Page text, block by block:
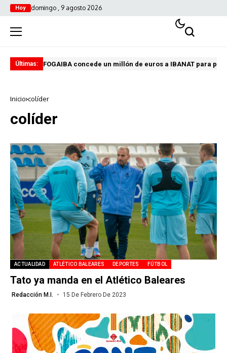
Hoy domingo , 9 agosto 2026
Últimas: FOGAIBA concede un millón de euros a IBANAT para
Inicio colíder
colíder
ACTUALIDAD ATLÉTICO BALEARES DEPORTES FÚTBOL
Tato ya manda en el Atlético Baleares
Redacción M.I. 15 De Febrero De 2023